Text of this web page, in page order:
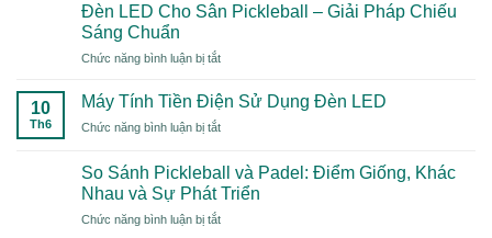
Thể
Toanh”
2026
Biệt?
Gây
Rò
Công
Đèn LED Cho Sân Pickleball – Giải Pháp Chiếu
Sáng Chuẩn
Chức năng bình luận bị tắtở
LED
Cho
Sân
–
Giải
Chiếu
10
Th6
Máy Tính Tiền Điện Sử Dụng Đèn LED
Chức năng bình luận bị tắtở
Tính
Tiền
Điện
Sử
So Sánh Pickleball và Padel: Điểm Giống, Khác
Nhau và Sự Phát Triển
Chức năng bình luận bị tắtở